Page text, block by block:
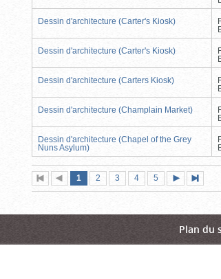
Dessin d'architecture (Carter's Kiosk)
Dessin d'architecture (Carter's Kiosk)
Dessin d'architecture (Carters Kiosk)
Dessin d'architecture (Champlain Market)
Dessin d'architecture (Chapel of the Grey
Nuns Asylum)
Première
page
Page
précédente
Page
1 (page
actuelle)
Page
2 Page
3 Page
4 Page
5
suivante
page
Plan du